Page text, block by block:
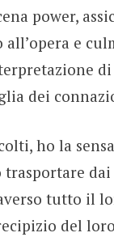
power,
e
di
dei
ho la
trasportare dai
tutto il
del